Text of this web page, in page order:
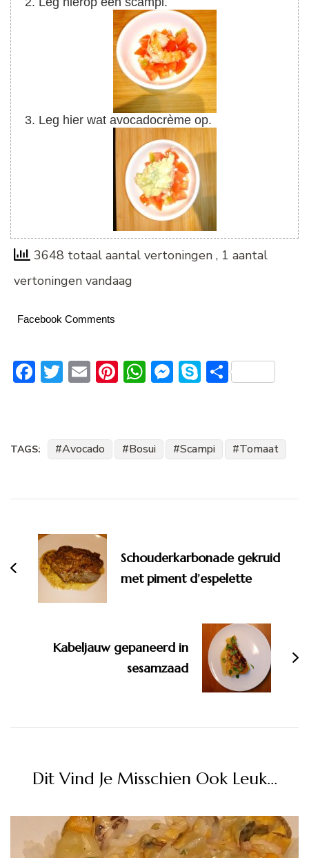
Leg hier wat avocadocrème op.
3648 totaal aantal vertoningen , 1 aantal
vertoningen vandaag
Facebook Comments
Facebook
Twitter
EmailPinterest
WhatsApp
Messenger
Skype
Delen
TAGS: Avocado Bosui Scampi Tomaat
navigatie
Schouderkarbonade gekruid
met piment d’espelette
Kabeljauw gepaneerd in
sesamzaad
Dit Vind Je Misschien Ook Leuk...